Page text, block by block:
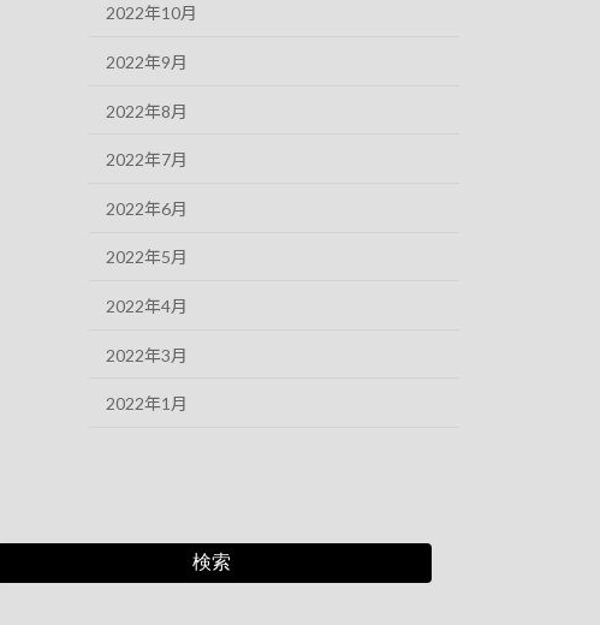
2022年10月
2022年9月
2022年8月
2022年7月
2022年6月
2022年5月
2022年4月
2022年3月
2022年1月
検索